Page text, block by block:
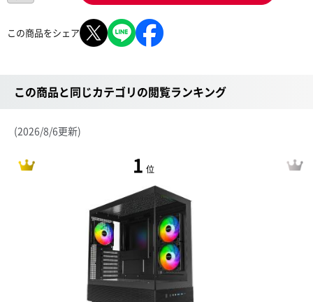
この商品をシェア
この商品と同じカテゴリの閲覧ランキング
(2026/8/6更新)
1 位